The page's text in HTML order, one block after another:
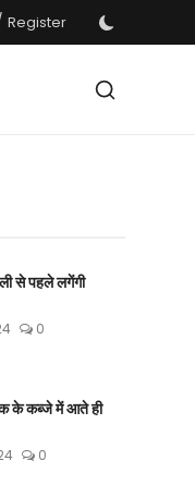
Register
से पहले लगेंगी
0
के कब्जे में आते ही
0